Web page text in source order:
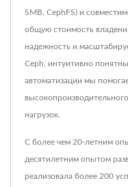
SMB, CephFS) и
общую стоимость
надежность и
Ceph, интуитивно
автоматизации мы
нагрузок.
С более чем 20-летним
десятилетним опытом
реализовала более 200